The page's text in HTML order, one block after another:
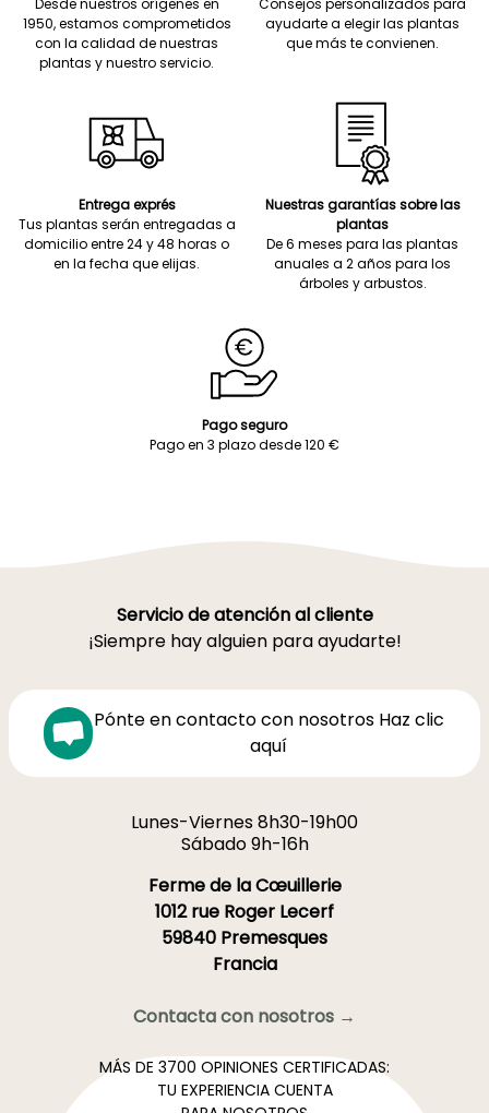
1950, estamos comprometidos
con la calidad de nuestras
plantas y nuestro servicio.
ayudarte a elegir las plantas
que más te convienen.
Entrega exprés
Tus plantas serán entregadas a
domicilio entre 24 y 48 horas o
en la fecha que elijas.
Nuestras garantías sobre las
plantas
De 6 meses para las plantas
anuales a 2 años para los
árboles y arbustos.
Pago seguro
Pago en 3 plazo desde 120 €
Servicio de atención al cliente
¡Siempre hay alguien para ayudarte!
Pónte en contacto con nosotros Haz clic
aquí
Lunes-Viernes 8h30-19h00
Sábado 9h-16h
Ferme de la Cœuillerie
1012 rue Roger Lecerf
59840 Premesques
Francia
Contacta con nosotros →
MÁS DE 3700 OPINIONES CERTIFICADAS:
TU EXPERIENCIA CUENTA